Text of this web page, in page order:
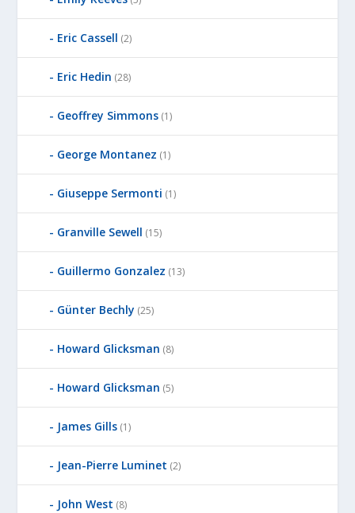
Eric Cassell (2)
Eric Hedin (28)
Geoffrey Simmons (1)
George Montanez (1)
Giuseppe Sermonti (1)
Granville Sewell (15)
Guillermo Gonzalez (13)
Günter Bechly (25)
Howard Glicksman (8)
Howard Glicksman (5)
James Gills (1)
Jean-Pierre Luminet (2)
John West (8)